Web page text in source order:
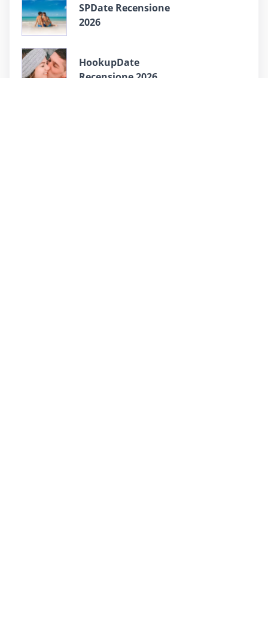
SPDate Recensione
2026
HookupDate
Recensione 2026